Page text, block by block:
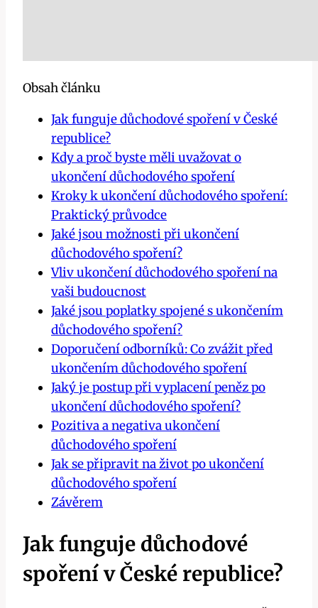
Obsah článku
Jak funguje důchodové spoření v České
republice?
Kdy a proč byste měli uvažovat o
ukončení důchodového spoření
Kroky k ukončení důchodového spoření:
Praktický průvodce
Jaké jsou možnosti při ukončení
důchodového spoření?
Vliv ukončení důchodového spoření na
vaši budoucnost
Jaké jsou poplatky spojené s ukončením
důchodového spoření?
Doporučení odborníků: Co zvážit před
ukončením důchodového spoření
Jaký je postup při vyplacení peněz po
ukončení důchodového spoření?
Pozitiva a negativa ukončení
důchodového spoření
Jak se připravit na život po ukončení
důchodového spoření
Závěrem
Jak funguje důchodové
spoření v České republice?